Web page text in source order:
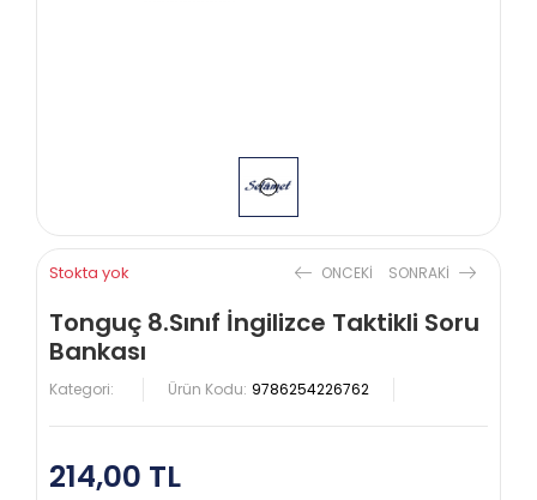
Stokta yok ONCEKI SONRAKI
Tonguç 8.Sınıf İngilizce Taktikli Soru
Bankası
Kategori: Ürün Kodu: 9786254226762
214,00 TL